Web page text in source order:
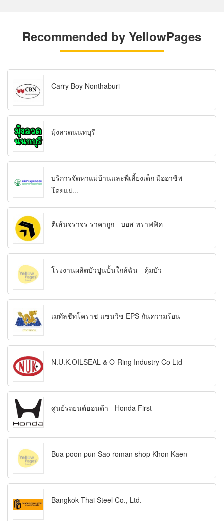
Recommended by YellowPages
Carry Boy Nonthaburi
มุ้งลวดนนทบุรี
บริการจัดหาแม่บ้านและพี่เลี้ยงเด็ก มืออาชีพ
โดยแม่...
ตีเส้นจราจร ราคาถูก - บอส ทราฟฟิค
โรงงานผลิตบัวปูนปั้นใกล้ฉัน - คุ้มบัว
เมทัลชีทโคราช แซนวิช EPS กันความร้อน
N.U.K.OILSEAL & O-Ring Industry Co Ltd
ศูนย์รถยนต์ฮอนด้า - Honda First
Bua poon pun Sao roman shop Khon Kaen
Bangkok Thai Steel Co., Ltd.